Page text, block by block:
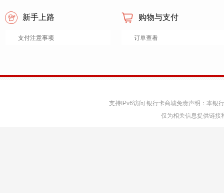
新手上路
支付注意事项
购物与支付
订单查看
支持IPv6访问 银行卡商城免责声明：本银
仅为相关信息提供链接